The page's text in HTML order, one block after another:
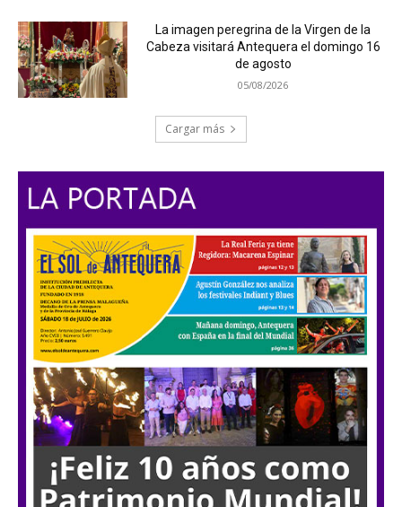
La imagen peregrina de la Virgen de la
Cabeza visitará Antequera el domingo 16
de agosto
05/08/2026
Cargar más